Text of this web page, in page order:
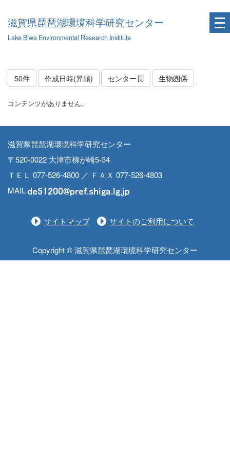
滋賀県琵琶湖環境科学研究センター
Lake Biwa Environmental Research Institute
50件 作成日時(昇順) センター長 生物圏係
コンテンツがありません。
滋賀県琵琶湖環境科学研究センター
〒520-0022 大津市柳が崎5-34
ＴＥＬ 077-526-4800 ／ ＦＡＸ 077-526-4803
MAIL
サイトマップ サイトのご利用について
Copyright © 滋賀県琵琶湖環境科学研究センター